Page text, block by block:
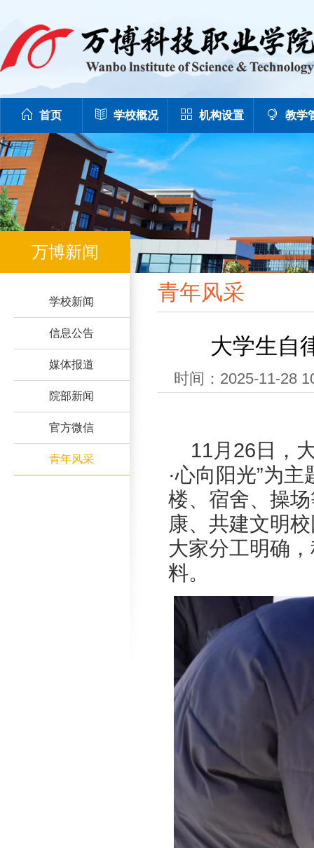
首页 学校概况 机构设置 教学
万博新闻
学校新闻
信息公告
媒体报道
院部新闻
官方微信
青年风采
青年风采
大学生自
时间：2025-11-28
11月26日，
·心向阳光”为
楼、宿舍、操
康、共建文明
大家分工明确
料。